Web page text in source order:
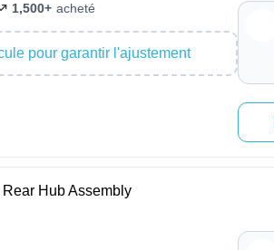
1,500+ acheté
pour garantir l'ajustement
Hub Assembly